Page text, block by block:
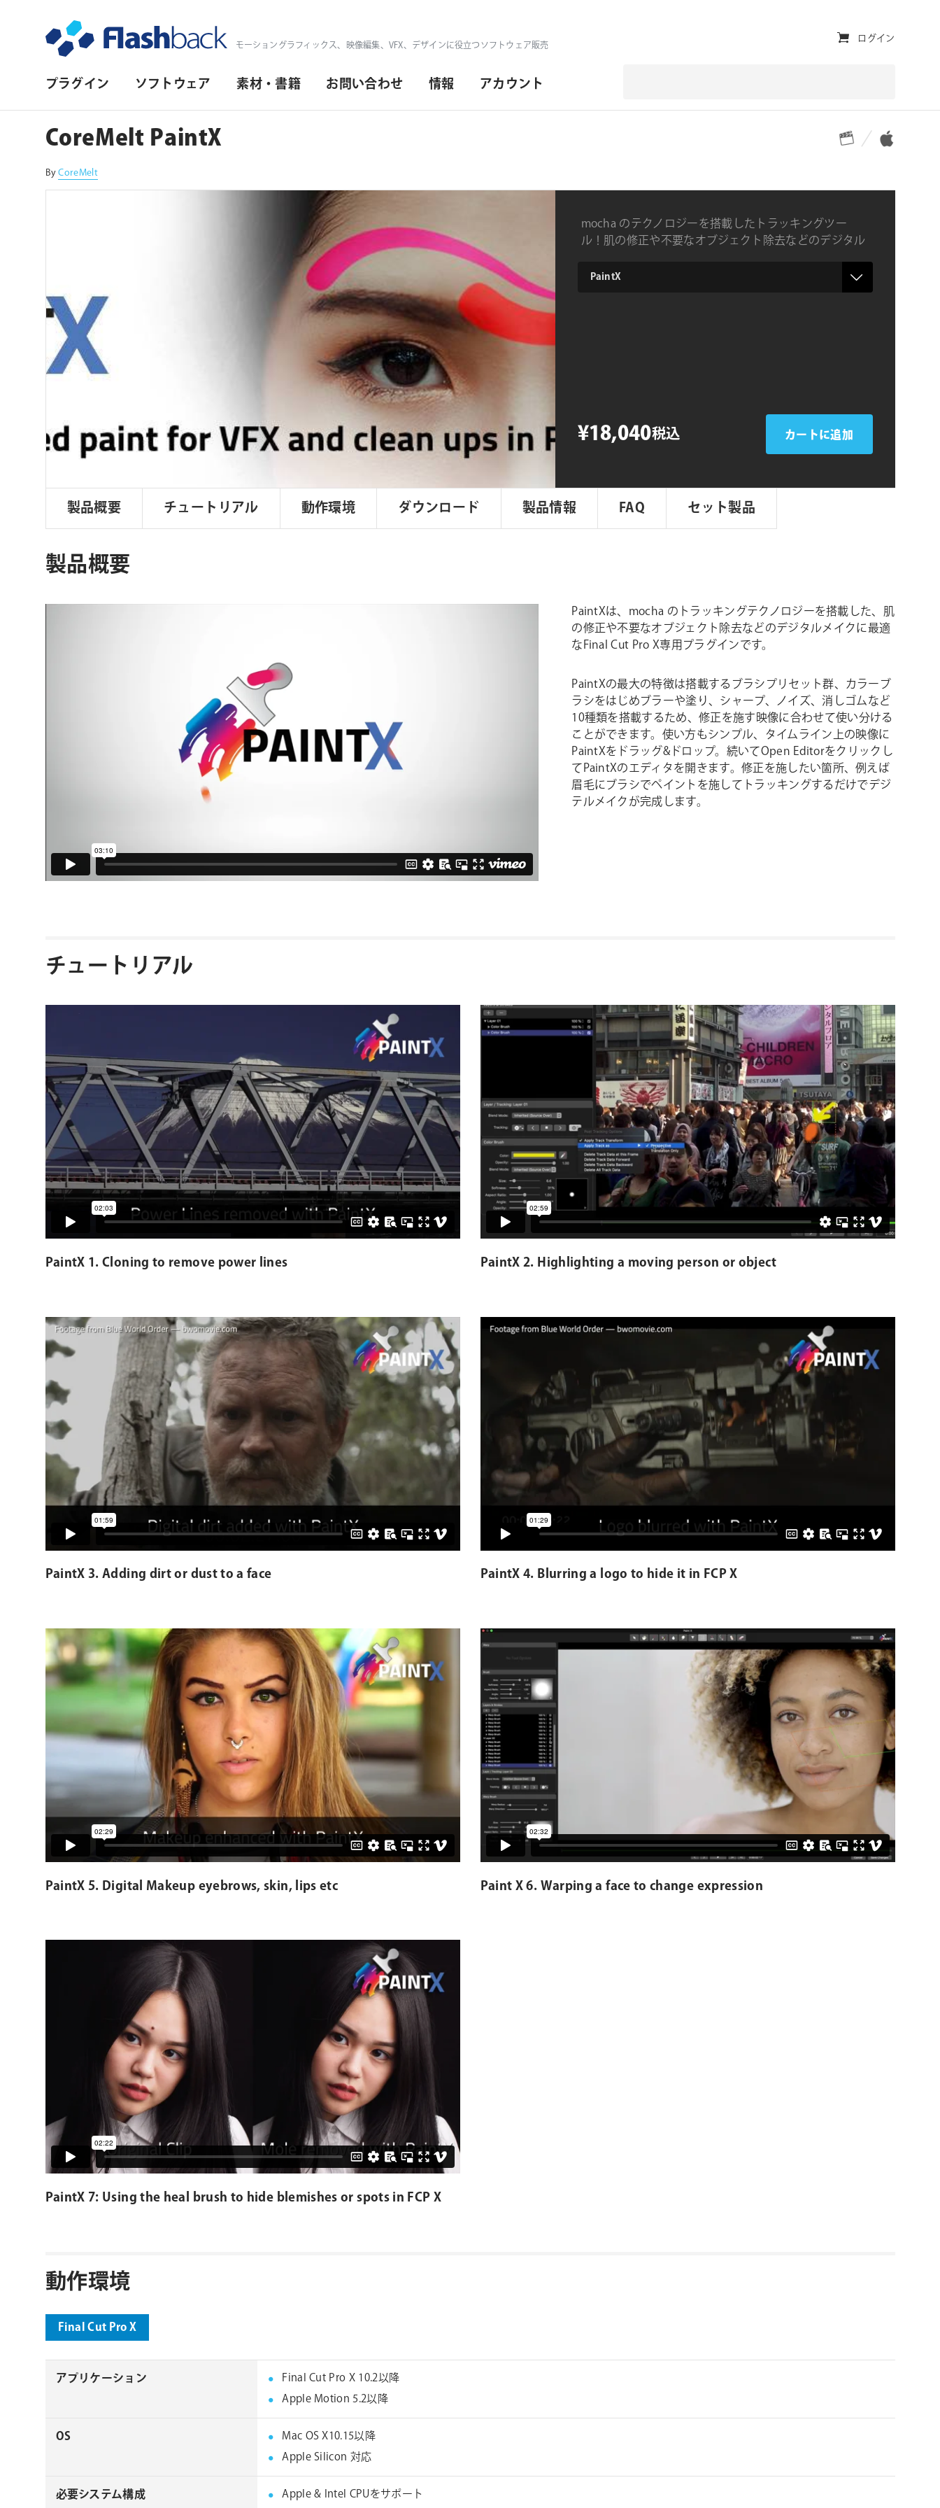
モーショングラフィックス、映像編集、VFX、デザインに役立つソフトウェア販売
プ
イ
マ
リ・
シ
ョ
ン
プラグイン ソフトウェア 素材・書籍 お問い合わせ 情報 アカウント
ユ
ィ
リ
ィ・
ナ
ビ
ゲ
ー
ログイン
CoreMelt PaintX 対応プラットフォーム 対応OS
ByCoreMelt
mocha のテクノロジーを搭載したトラッキングツー
ル！肌の修正や不要なオブジェクト除去などのデジタル
type
¥18,040税込 カートに追加
製品概要 チュートリアル 動作環境 ダウンロード 製品情報 FAQ セット製品
製品概要
PaintXは、mocha のトラッキングテクノロジーを搭載した、肌
の修正や不要なオブジェクト除去などのデジタルメイクに最適
なFinal Cut Pro X専用プラグインです。
PaintXの最大の特徴は搭載するブラシプリセット群、カラーブ
ラシをはじめブラーや塗り、シャープ、ノイズ、消しゴムなど
10種類を搭載するため、修正を施す映像に合わせて使い分ける
ことができます。使い方もシンプル、タイムライン上の映像に
PaintXをドラッグ&ドロップ。続いてOpen Editorをクリックし
てPaintXのエディタを開きます。修正を施したい箇所、例えば
眉毛にブラシでペイントを施してトラッキングするだけでデジ
テルメイクが完成します。
チュートリアル
PaintX 1. Cloning to remove power lines PaintX 2. Highlighting a moving person or object
PaintX 3. Adding dirt or dust to a face PaintX 4. Blurring a logo to hide it in FCP X
PaintX 5. Digital Makeup eyebrows, skin, lips etc Paint X 6. Warping a face to change expression
PaintX 7: Using the heal brush to hide blemishes or spots in FCP X
動作環境
Final Cut Pro X
アプリケーション
Final Cut Pro X 10.2以降
Apple Motion 5.2以降
OS
Mac OS X10.15以降
Apple Silicon 対応
必要システム構成 Apple & Intel CPUをサポート